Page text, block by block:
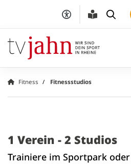
Fitness Fitnessstudios
1 Verein - 2 Studios
Trainiere im Sportpark